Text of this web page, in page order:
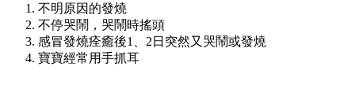
不明原因的發燒
不停哭鬧，哭鬧時搖頭
感冒發燒痊癒後1、2日突然又哭鬧或發燒
寶寶經常用手抓耳